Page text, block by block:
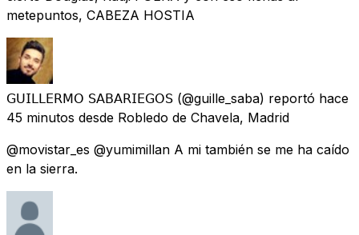
metepuntos, CABEZA HOSTIA
𝖦𝖴𝖨𝖫𝖫𝖤𝖱𝖬𝖮 𝖲𝖠𝖡𝖠𝖱𝖨𝖤𝖦𝖮𝖲 (@guille_saba) reportó hace
45 minutos desde Robledo de Chavela, Madrid
@movistar_es @yumimillan A mi también se me ha caído
en la sierra.